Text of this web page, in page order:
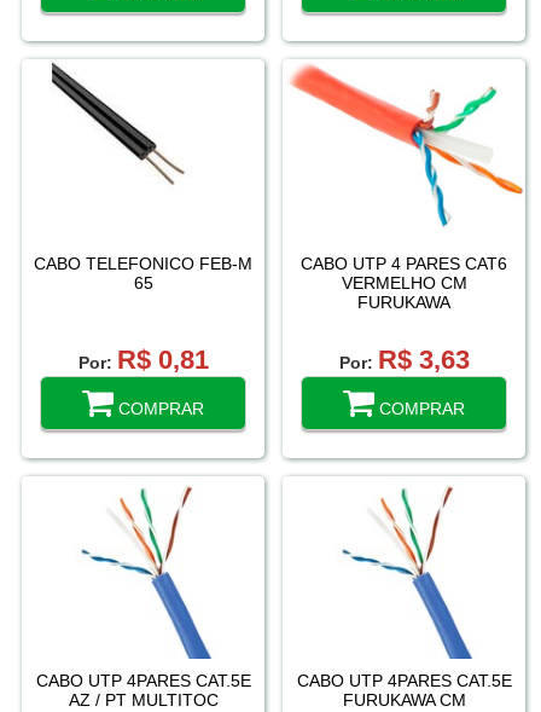
CABO TELEFONICO FEB-M
65
Por: R$ 0,81
COMPRAR
CABO UTP 4 PARES CAT6
VERMELHO CM
FURUKAWA
Por: R$ 3,63
COMPRAR
CABO UTP 4PARES CAT.5E
AZ / PT MULTITOC
CABO UTP 4PARES CAT.5E
FURUKAWA CM